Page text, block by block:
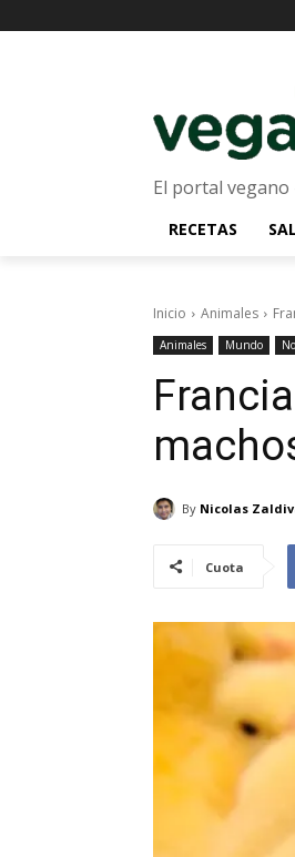
El portal vegano
RECETAS
Inicio Animales
Animales Mundo
By Nicolas
Cuota